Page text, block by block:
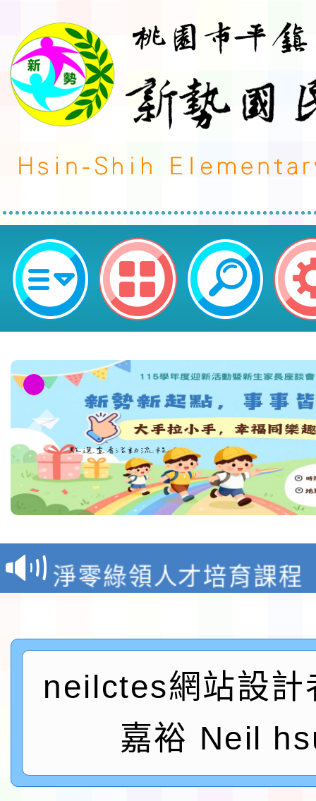
neilctes網站設計者：徐嘉裕
報
淨零綠領人才培育課程
及師生本土語及新住民
實施要點各1份
115年食農教育專業人
程
函轉國家通訊傳播委員
鎮韌性（防空）演習－
速演練執行計畫」
「115年金融知識線上
法」
本校115學年度第1學
neilctes網站設計
嘉裕 Neil